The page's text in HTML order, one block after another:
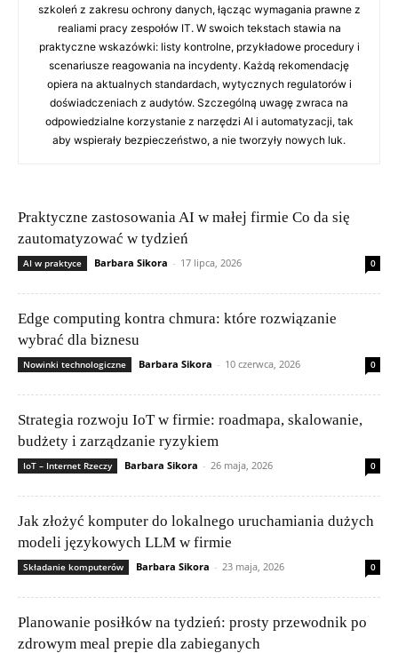
szkoleń z zakresu ochrony danych, łącząc wymagania prawne z
realiami pracy zespołów IT. W swoich tekstach stawia na
praktyczne wskazówki: listy kontrolne, przykładowe procedury i
scenariusze reagowania na incydenty. Każdą rekomendację
opiera na aktualnych standardach, wytycznych regulatorów i
doświadczeniach z audytów. Szczególną uwagę zwraca na
odpowiedzialne korzystanie z narzędzi AI i automatyzacji, tak
aby wspierały bezpieczeństwo, a nie tworzyły nowych luk.
Praktyczne zastosowania AI w małej firmie Co da się
zautomatyzować w tydzień
AI w praktyce Barbara Sikora - 17 lipca, 2026 0
Edge computing kontra chmura: które rozwiązanie
wybrać dla biznesu
Nowinki technologiczne Barbara Sikora - 10 czerwca, 2026 0
Strategia rozwoju IoT w firmie: roadmapa, skalowanie,
budżety i zarządzanie ryzykiem
IoT – Internet Rzeczy Barbara Sikora - 26 maja, 2026 0
Jak złożyć komputer do lokalnego uruchamiania dużych
modeli językowych LLM w firmie
Składanie komputerów Barbara Sikora - 23 maja, 2026 0
Planowanie posiłków na tydzień: prosty przewodnik po
zdrowym meal prepie dla zabieganych